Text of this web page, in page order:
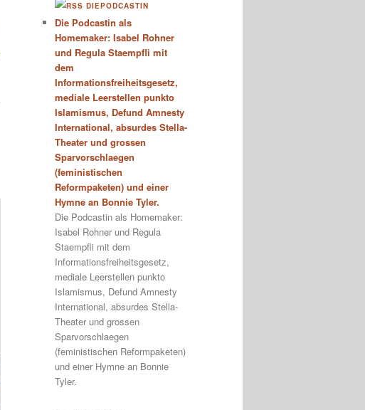
DIEPODCASTIN
Die Podcastin als
Homemaker: Isabel Rohner
und Regula Staempfli mit
dem
Informationsfreiheitsgesetz,
mediale Leerstellen punkto
Islamismus, Defund Amnesty
International, absurdes Stella-
Theater und grossen
Sparvorschlaegen
(feministischen
Reformpaketen) und einer
Hymne an Bonnie Tyler.
Die Podcastin als Homemaker:
Isabel Rohner und Regula
Staempfli mit dem
Informationsfreiheitsgesetz,
mediale Leerstellen punkto
Islamismus, Defund Amnesty
International, absurdes Stella-
Theater und grossen
Sparvorschlaegen
(feministischen Reformpaketen)
und einer Hymne an Bonnie
Tyler.